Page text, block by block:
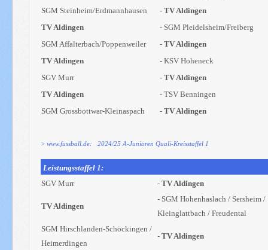
SGM Steinheim/Erdmannhausen
-TV Aldingen
TV Aldingen
- SGM Pleidelsheim/Freiberg
SGM Affalterbach/Poppenweiler
-TV Aldingen
TV Aldingen
- KSV Hoheneck
SGV Murr
-TV Aldingen
TV Aldingen
- TSV Benningen
SGM Grossbottwar-Kleinaspach
-TV Aldingen
> www.fussball.de: 2024/25 A-Junioren Quali-Kreisstaffel 1
Leistungsstaffel 1:
SGV Murr
-TV Aldingen
TV Aldingen
- SGM Hohenhaslach / Sersheim /
Kleinglattbach / Freudental
SGM Hirschlanden-Schöckingen /
Heimerdingen
-TV Aldingen